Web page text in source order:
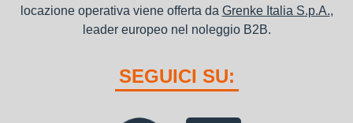
locazione operativa viene offerta da Grenke Italia S.p.A.,
leader europeo nel noleggio B2B.
SEGUICI SU: